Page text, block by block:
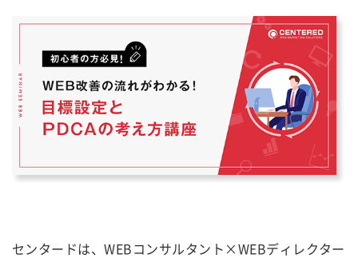
センタードは、WEBコンサルタント×WEBディレクター